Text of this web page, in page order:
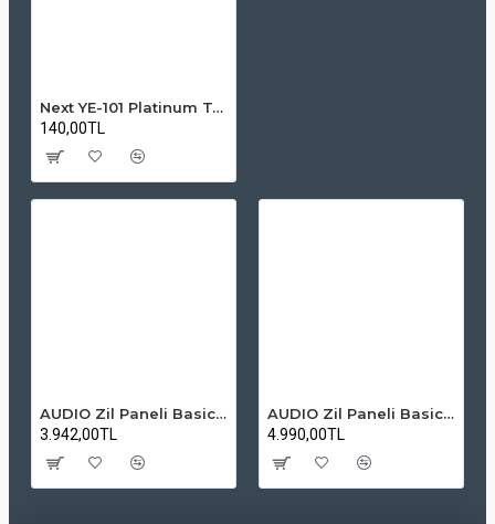
Next YE-101 Platinum Tekli LNB 0.1dB 4K UltraHD Uyumlu
140,00TL
AUDIO Zil Paneli Basic Hpli Çift Buton 14'lü Sesli Apartman Diafon Kapı Paneli
3.942,00TL
AUDIO Zil Paneli Basic Hpli Çift Buton 20'li Sesli Apartman Diafon Kapı Paneli
4.990,00TL